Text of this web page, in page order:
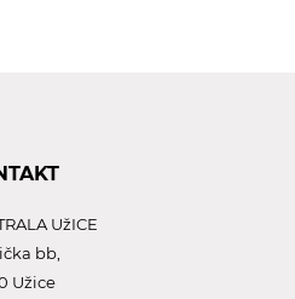
UžICE
bb,
Užice